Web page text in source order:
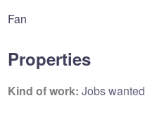
Fan
Properties
Kind of work: Jobs wanted